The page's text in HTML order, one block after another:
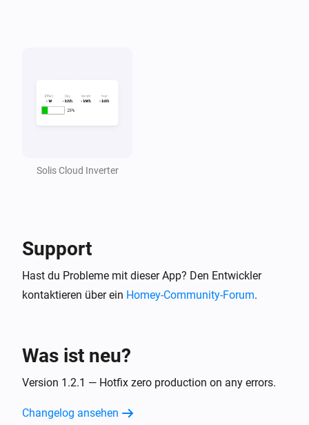
Solis Cloud Inverter
Support
Hast du Probleme mit dieser App? Den Entwickler
kontaktieren über ein Homey-Community-Forum.
Was ist neu?
Version 1.2.1 — Hotfix zero production on any errors.
Changelog ansehen